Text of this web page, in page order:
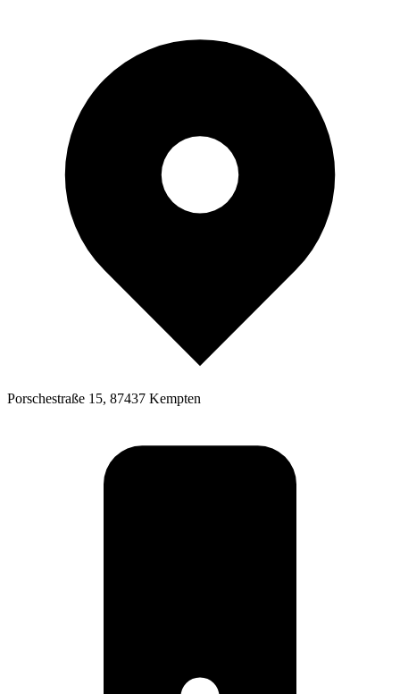
Porschestraße 15, 87437 Kempten